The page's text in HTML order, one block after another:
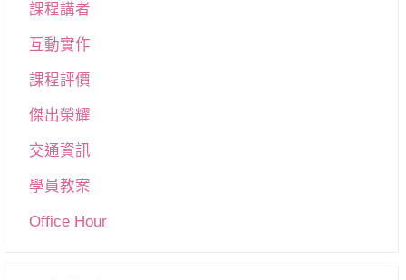
課程講者
互動實作
課程評價
傑出榮耀
交通資訊
學員教案
Office Hour